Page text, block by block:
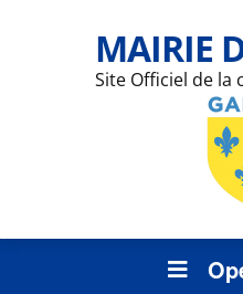
MAIRIE
Site Officiel de la